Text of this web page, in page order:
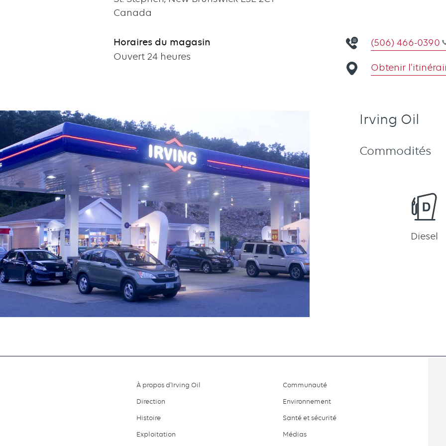
Canada
Horaires du magasin
Ouvert 24 heures
(506) 466-0390
Obtenir
Irving Oil
Commodités
Diesel
Footer
menu
À propos d'Irving Oil
Direction
Histoire
Exploitation
Communauté
Environnement
Santé et sécurité
Médias